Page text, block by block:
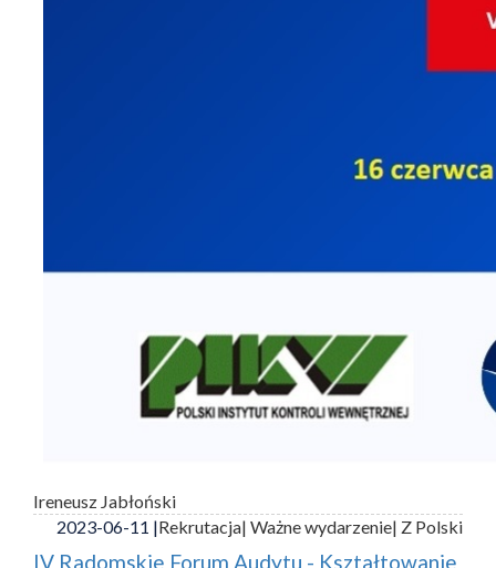
Ireneusz Jabłoński
2023-06-11 |Rekrutacja| Ważne wydarzenie| Z Polski
IV Radomskie Forum Audytu - Kształtowanie